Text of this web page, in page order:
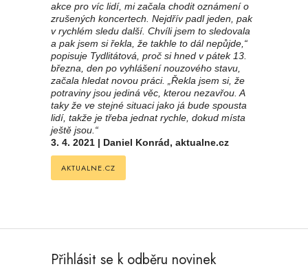
akce pro víc lidí, mi začala chodit oznámení o
zrušených koncertech. Nejdřív padl jeden, pak
v rychlém sledu další. Chvíli jsem to sledovala
a pak jsem si řekla, že takhle to dál nepůjde,“
popisuje Tydlitátová, proč si hned v pátek 13.
března, den po vyhlášení nouzového stavu,
začala hledat novou práci. „Řekla jsem si, že
potraviny jsou jediná věc, kterou nezavřou. A
taky že ve stejné situaci jako já bude spousta
lidí, takže je třeba jednat rychle, dokud místa
ještě jsou.“
3. 4. 2021 | Daniel Konrád, aktualne.cz
AKTUALNE.CZ
Přihlásit se k odběru novinek